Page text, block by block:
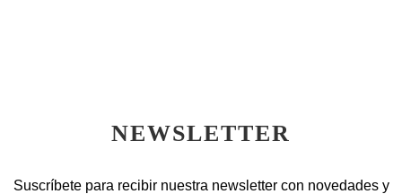
NEWSLETTER
Suscríbete para recibir nuestra newsletter con novedades y